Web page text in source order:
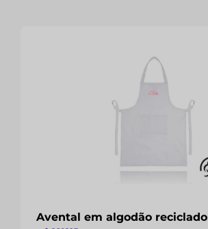
Avental em algodão reciclado